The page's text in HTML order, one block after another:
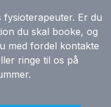
fysioterapeuter. Er du
du skal booke, og
med fordel kontakte
ringe til os på